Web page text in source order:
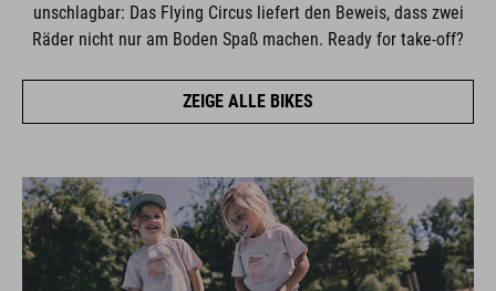
unschlagbar: Das Flying Circus liefert den Beweis, dass zwei
Räder nicht nur am Boden Spaß machen. Ready for take-off?
ZEIGE ALLE BIKES